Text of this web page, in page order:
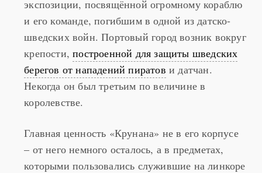
экспозиции, посвящённой огромному кораблю
и его команде, погибшим в одной из датско-
шведских войн. Портовый город возник вокруг
крепости,построенной для защиты шведских
берегов от нападений пиратов и датчан.
Некогда он был третьим по величине в
королевстве.
Главная ценность «Крунана» не в его корпусе
– от него немного осталось, а в предметах,
которыми пользовались служившие на линкоре